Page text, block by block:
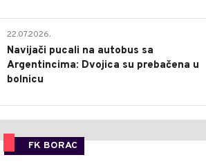
22.07.2026.
Navijači pucali na autobus sa
Argentincima: Dvojica su prebačena u
bolnicu
FK BORAC